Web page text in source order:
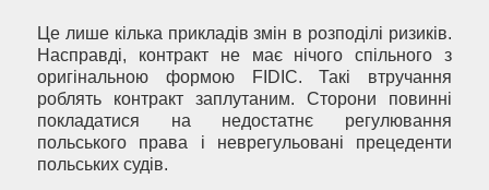
Це лише кілька прикладів змін в розподілі ризиків.
Насправді, контракт не має нічого спільного з
оригінальною формою FIDIC. Такі втручання
роблять контракт заплутаним. Сторони повинні
покладатися на недостатнє регулювання
польського права і неврегульовані прецеденти
польських судів.